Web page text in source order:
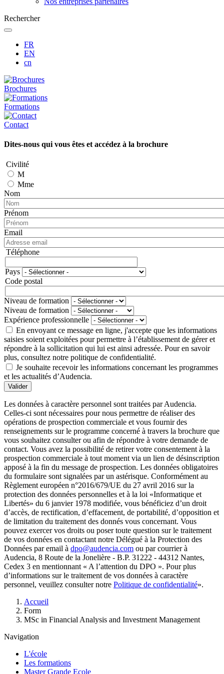
Rechercher
FR
EN
cn
Brochures
Formations
Contact
Dites-nous qui vous êtes et accédez à la brochure
Civilité
M
Mme
Nom
Prénom
Email
Téléphone
Adresse
Pays
Code postal
Niveau de formation
Niveau de formation
Expérience professionnelle
En envoyant ce message en ligne, j'accepte que les informations
saisies soient exploitées pour permettre à l’établissement de gérer et
répondre à la sollicitation qui lui est ainsi adressée. Pour en savoir
plus, consultez notre politique de confidentialité.
Je souhaite recevoir les informations concernant les programmes
et les actualités d’Audencia.
Valider
Les données à caractère personnel sont traitées par Audencia.
Celles-ci sont nécessaires pour nous permettre de réaliser des
opérations de prospection commerciale et vous fournir des
renseignements sur le programme concerné à travers la brochure que
vous souhaitez consulter ou afin de répondre à votre demande de
contact. Vous avez la possibilité de retirer votre consentement à la
prospection commerciale à tout moment via un lien de désinscription
apposé à la fin du message de prospection. Les données obligatoires
du formulaire sont signalées par un astérisque. Conformément au
Règlement européen n°2016/679/UE du 27 avril 2016 sur la
protection des données personnelles et à la loi «Informatique et
Libertés» du 6 janvier 1978 modifiée, vous bénéficiez d’un droit
d’accès, de rectification, d’effacement, de portabilité, d’opposition et
de limitation du traitement des donnés vous concernant. Vous
pouvez exercer vos droits ou poser toute question sur le traitement
de vos données en contactant notre Délégué à la Protection des
Données par email à dpo@audencia.com ou par courrier à
Audencia, 8 Route de la Jonelière - B.P. 31222 - 44312 Nantes,
Cedex 3 en mentionnant « A l’attention du DPO ». Pour plus
d’informations sur le traitement de vos données à caractère
personnel, veuillez consulter notre Politique de confidentialité».
d'Ariane
Accueil
Form
MSc in Financial Analysis and Investment Management
Navigation
L'école
Les formations
Master Grande Ecole